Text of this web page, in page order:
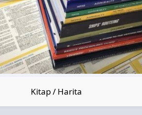
Kitap / Harita